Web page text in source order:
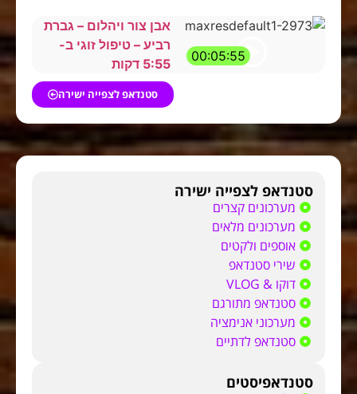
00:05:55
אבן צור ויהלום – גברת
רביע – טיפול זוגי ב-
5:55 דקות
סטנדאפ לצפייה ישירה
סטנדאפ לצפייה ישירה
מערכונים קצרים
מערכונים מלאים
אוספים ולקטים
שירי סטנדאפ
דוקו & VLOG
סטנדאפ מתורגם
מערכוני אנימציה
סטנדאפ לדתיים
סטנדאפיסטים